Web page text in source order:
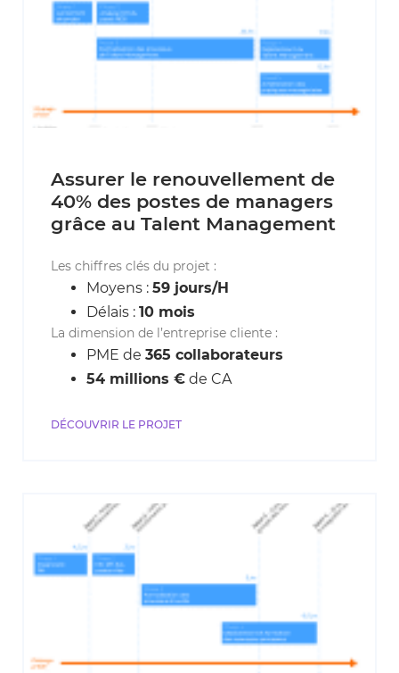
Assurer le renouvellement de
40% des postes de managers
grâce au Talent Management
Les chiffres clés du projet :
Moyens : 59 jours/H
Délais : 10 mois
La dimension de l’entreprise cliente :
PME de 365 collaborateurs
54 millions € de CA
DÉCOUVRIR LE PROJET